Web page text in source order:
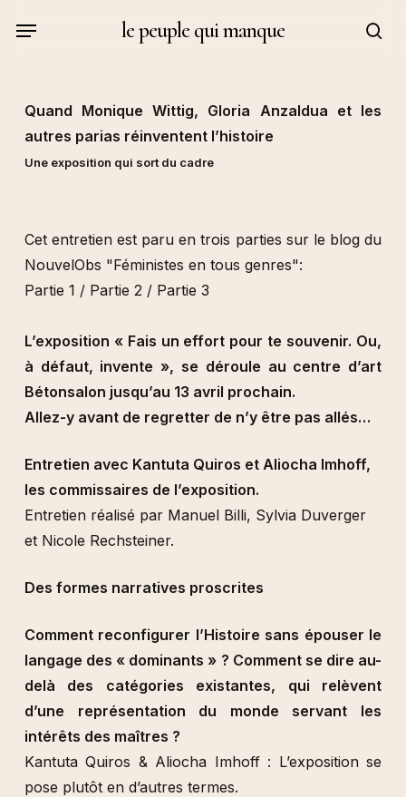
le peuple qui manque
Menu
Quand Monique Wittig, Gloria Anzaldua et les
autres parias réinventent l’histoire
Une exposition qui sort du cadre
Cet entretien est paru en trois parties sur le blog du
NouvelObs "Féministes en tous genres":
Partie 1 / Partie 2/ Partie 3
L’exposition « Fais un effort pour te souvenir. Ou,
à défaut, invente », se déroule au centre d’art
Bétonsalon jusqu’au 13 avril prochain.
Allez-y avant de regretter de n’y être pas allés…
Entretien avec Kantuta Quiros et Aliocha Imhoff,
les commissaires de l’exposition.
Entretien réalisé par Manuel Billi, Sylvia Duverger
et Nicole Rechsteiner.
Des formes narratives proscrites
Comment reconfigurer l’Histoire sans épouser le
langage des « dominants » ? Comment se dire au-
delà des catégories existantes, qui relèvent
d’une représentation du monde servant les
intérêts des maîtres ?
Kantuta Quiros & Aliocha Imhoff : L’exposition se
pose plutôt en d’autres termes.